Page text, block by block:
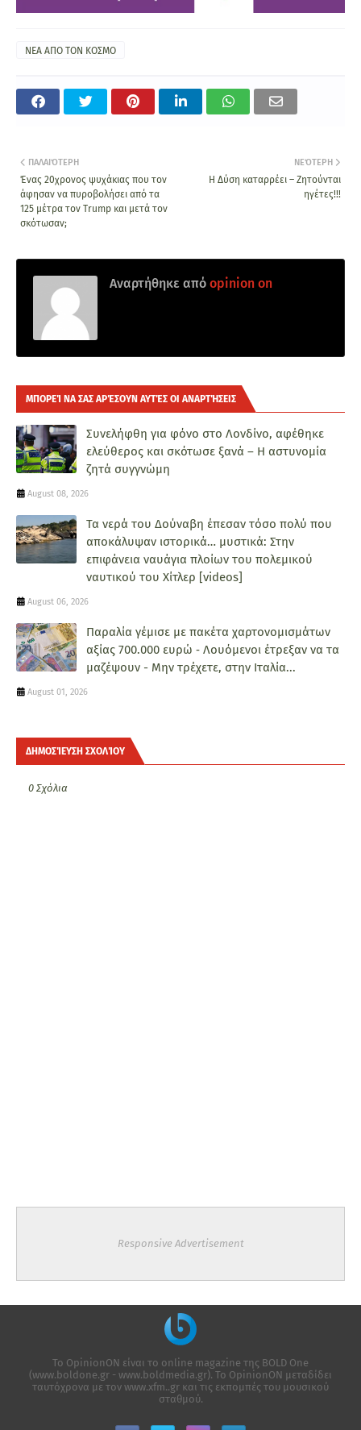
ΝΕΑ ΑΠΟ ΤΟΝ ΚΟΣΜΟ
ΝΕΌΤΕΡΗ
Η Δύση καταρρέει – Ζητούνται
ηγέτες!!!
ΠΑΛΑΙΌΤΕΡΗ
Ένας 20χρονος ψυχάκιας που τον
άφησαν να πυροβολήσει από τα
125 μέτρα τον Trump και μετά τον
σκότωσαν;
Αναρτήθηκε από opinion on
ΜΠΟΡΕΊ ΝΑ ΣΑΣ ΑΡΈΣΟΥΝ ΑΥΤΈΣ ΟΙ ΑΝΑΡΤΉΣΕΙΣ
Συνελήφθη για φόνο στο Λονδίνο, αφέθηκε
ελεύθερος και σκότωσε ξανά – Η αστυνομία
ζητά συγγνώμη
August 08, 2026
Τα νερά του Δούναβη έπεσαν τόσο πολύ που
αποκάλυψαν ιστορικά… μυστικά: Στην
επιφάνεια ναυάγια πλοίων του πολεμικού
ναυτικού του Χίτλερ [videos]
August 06, 2026
Παραλία γέμισε με πακέτα χαρτονομισμάτων
αξίας 700.000 ευρώ ‑ Λουόμενοι έτρεξαν να τα
μαζέψουν - Μην τρέχετε, στην Ιταλία...
August 01, 2026
ΔΗΜΟΣΊΕΥΣΗ ΣΧΟΛΊΟΥ
0 Σχόλια
Responsive Advertisement
Το OpinionON είναι το online magazine της ΒΟLD One
(www.boldone.gr - www.boldmedia.gr). Το OpinionON μεταδίδει
ταυτόχρονα με τον www.xfm..gr και τις εκπομπές του μουσικού
σταθμού.